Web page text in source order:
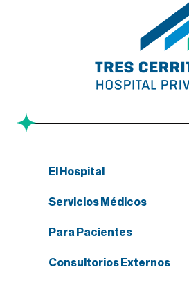
El Hospital
Servicios Médicos
Para Pacientes
Consultorios Externos